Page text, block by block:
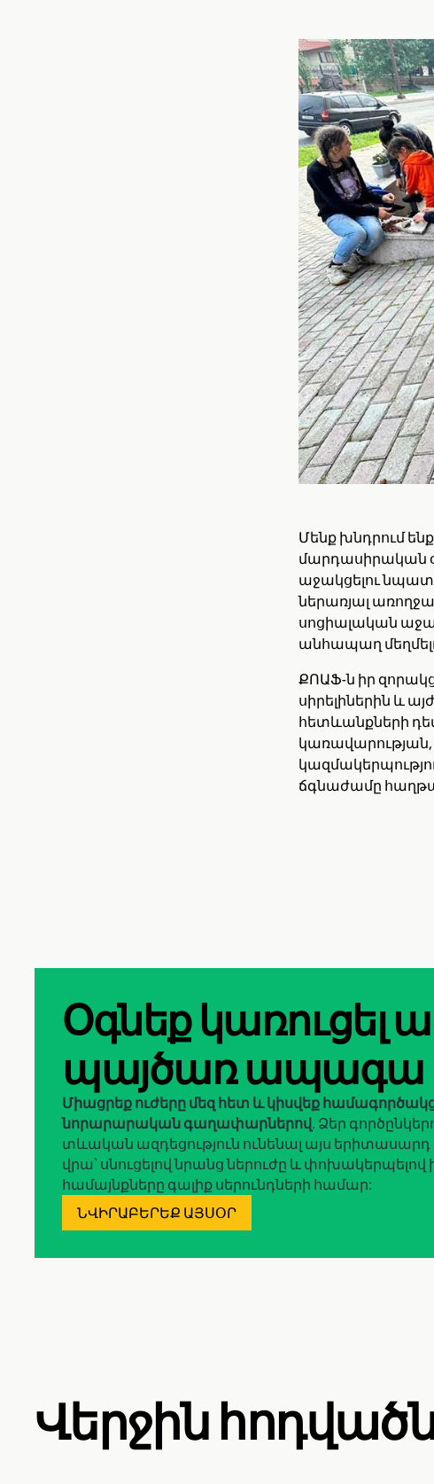
Մենք խնդրում
մարդասիրական
աջակցելու
ներառյալ
սոցիալական
անհապաղ
ՔՈԱՖ-ն իր
սիրելիներին և
հետևանքների
կառավարության,
ճգնաժամը
Օգնեք կառուցել
պայծառ ապագա
Միացրեք ուժերը մեզ հետ և կիսվեք
նորարարական գաղափարներով. Ձեր
տևական ազդեցություն ունենալ այս երիտասարդ
վրա՝ սնուցելով նրանց ներուժը և փոխակերպելով
համայնքները գալիք սերունդների համար:
ՆՎԻՐԱԲԵՐԵՔ ԱՅՍՕՐ
Վերջին